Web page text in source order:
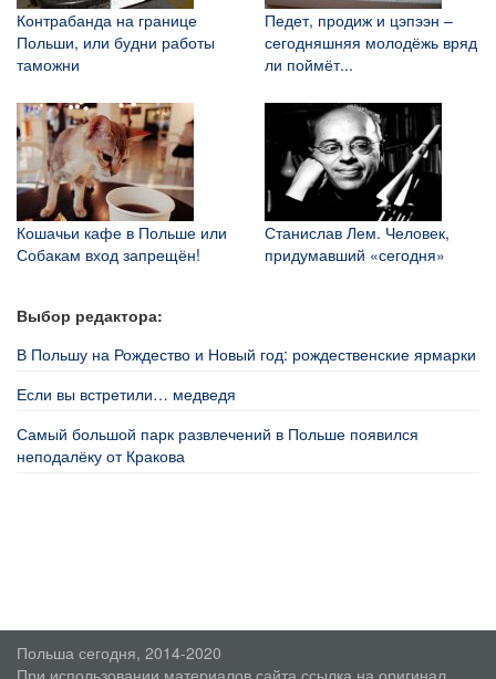
Контрабанда на границе
Польши, или будни работы
таможни
Педет, продиж и цэпээн –
сегодняшняя молодёжь вряд
ли поймёт...
Кошачьи кафе в Польше или
Собакам вход запрещён!
Станислав Лем. Человек,
придумавший «сегодня»
Выбор редактора:
В Польшу на Рождество и Новый год: рождественские ярмарки
Если вы встретили… медведя
Самый большой парк развлечений в Польше появился
неподалёку от Кракова
Польша сегодня, 2014-2020
При использовании материалов сайта ссылка на оригинал